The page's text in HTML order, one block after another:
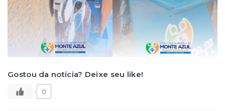
Gostou da notícia? Deixe seu like!
0